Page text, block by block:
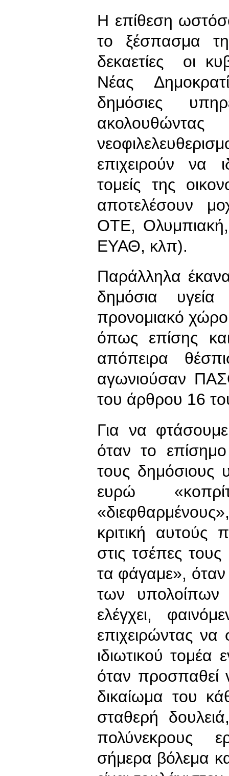
Η επίθεση
το ξέσπασμα
δεκαετίες οι
Νέας
δημόσιες
επιχειρούν να
τομείς της
αποτελέσουν
ΟΤΕ, Ολυμπιακή,
ΕΥΑΘ, κλπ).
Παράλληλα
δημόσια
προνομιακό χώρο
όπως επίσης
απόπειρα
αγωνιούσαν
του άρθρου 16
Για να
όταν το επίσημο
τους δημόσιους
ευρώ
κριτική
στις τσέπες τους
τα φάγαμε»,
των υπολοίπων
ελέγχει,
επιχειρώντας να
ιδιωτικού τομέα
όταν προσπαθεί
δικαίωμα του
σταθερή
πολύνεκρους
σήμερα βόλεμα